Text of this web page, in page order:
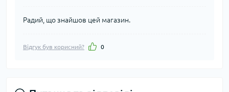
Радий, що знайшов цей магазин.
Відгук був корисний? 0